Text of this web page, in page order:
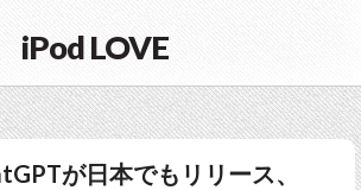
iPod LOVE
が日本でもリリース、